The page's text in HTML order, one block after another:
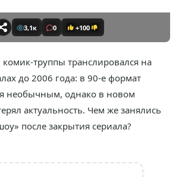
3,1к 0 +100
комик-труппы транслировался на
до 2006 года: в 90-е формат
необычным, однако в новом
актуальность. Чем же занялись
после закрытия сериала?